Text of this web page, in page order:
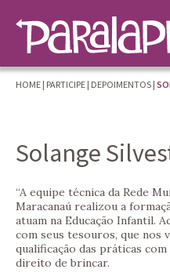
HOME | PARTICIPE | DEPOIMENTOS |
Solange
“A equipe técnica da Rede
Maracanaú realizou a
atuam na Educação Infantil.
com seus tesouros, que nos
qualificação das práticas
direito de brincar.